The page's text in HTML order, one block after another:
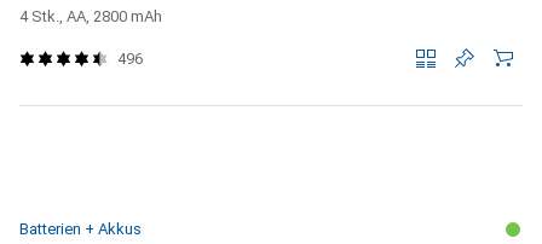
4 Stk., AA, 2800 mAh
496
Batterien + Akkus